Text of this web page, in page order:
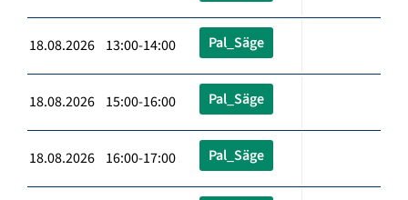
18.08.2026 13:00-14:00 Pal_Säge
18.08.2026 15:00-16:00 Pal_Säge
18.08.2026 16:00-17:00 Pal_Säge